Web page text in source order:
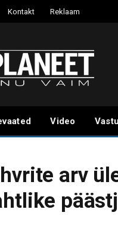
Kontakt Reklaam
Video
arv